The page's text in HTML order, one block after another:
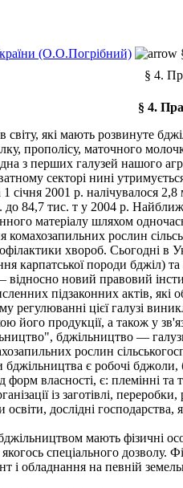
(О.О.Погрібний)
§ 4.
§ 4.
які мають розвинуте
прополісу, маточного
з перших галузей нашого
секторі нині
січня 2001 р. налічувалося
84,7 тис. т у 2004 р.
матеріалу шляхом
комахозапильних рослин
хвороб. Сьогодні в
карпатської породи бджіл)
новий правовий
підзаконних актів,
регулюванні цієї галузі
його продукції, а також у
бджільництво —
рослин
є робочі бджоли,
власності, є: племінні
із заготівлі,
дослідні
мають фізичні
спеціального
і обладнання на певній